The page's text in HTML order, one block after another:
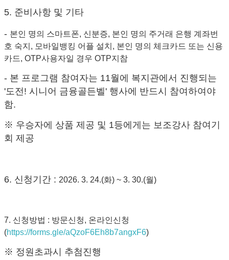
5. 준비사항 및 기타
- 본인 명의 스마트폰, 신분증, 본인 명의 주거래 은행 계좌번
호 숙지, 모바일뱅킹 어플 설치, 본인 명의 체크카드 또는 신용
카드, OTP사용자일 경우 OTP지참
- 본 프로그램 참여자는 11월에 복지관에서 진행되는
'도전! 시니어 금융골든벨' 행사에 반드시 참여하여야
함.
※ 우승자에 상품 제공 및 1등에게는 보조강사 참여기
회 제공
6. 신청기간 : 2026. 3. 24.(화) ~ 3. 30.(월)
7. 신청방법 : 방문신청, 온라인신청
(https://forms.gle/aQzoF6Eh8b7angxF6)
※ 정원초과시 추첨진행